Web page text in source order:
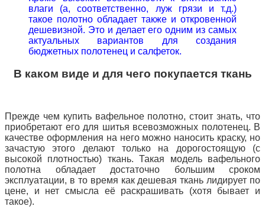
влаги (а, соответственно, луж грязи и т.д.)
такое полотно обладает также и откровенной
дешевизной. Это и делает его одним из самых
актуальных вариантов для создания
бюджетных полотенец и салфеток.
В каком виде и для чего покупается ткань
Прежде чем купить вафельное полотно, стоит знать, что
приобретают его для шитья всевозможных полотенец. В
качестве оформления на него можно наносить краску, но
зачастую этого делают только на дорогостоящую (с
высокой плотностью) ткань. Такая модель вафельного
полотна обладает достаточно большим сроком
эксплуатации, в то время как дешевая ткань лидирует по
цене, и нет смысла её раскрашивать (хотя бывает и
такое).